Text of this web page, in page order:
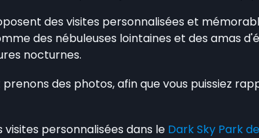
des visites personnalisées et
des nébuleuses lointaines et des amas
nocturnes.
des photos, afin que vous puissiez
personnalisées dans le Dark Sky Park